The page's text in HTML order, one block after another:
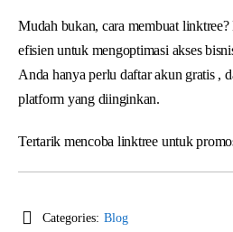
Mudah bukan, cara membuat
efisien untuk mengoptimasi akses
Anda hanya perlu daftar akun gratis ,
platform yang diinginkan.
Tertarik mencoba linktree untuk
Categories: Blog